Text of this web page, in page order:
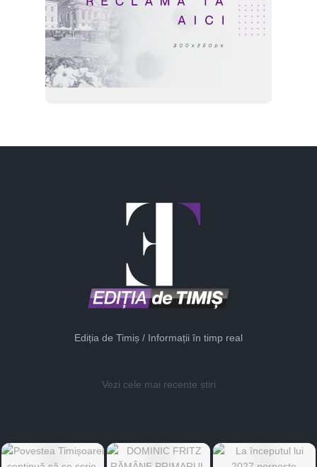
Ediția de Timiș / Informații în timp real
Vezi cele mai recente știri